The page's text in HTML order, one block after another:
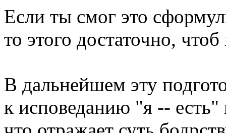
Если ты смог это
то этого достаточно, чтоб
В дальнейшем эту
к исповеданию "я -- есть"